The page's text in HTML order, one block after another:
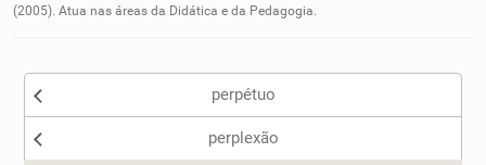
Outro
(2005). Atua nas áreas da Didática e da Pedagogia.
perpétuo
perplexão